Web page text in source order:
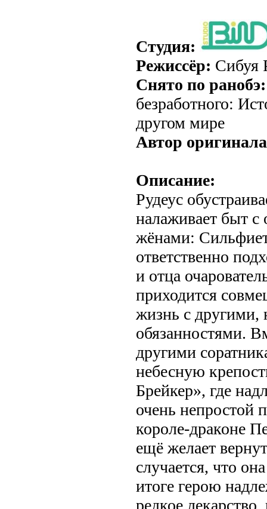
Студия:
Режиссёр: Сибуя
Снято по ранобэ:
безработного:
другом мире
Автор
Описание:
Рудеус
налаживает быт с
жёнами:
ответственно
и отца
приходится
жизнь с другими,
обязанностями.
другими
небесную
Брейкер», где
очень непростой
короле-драконе
ещё желает
случается, что
итоге герою
редкое